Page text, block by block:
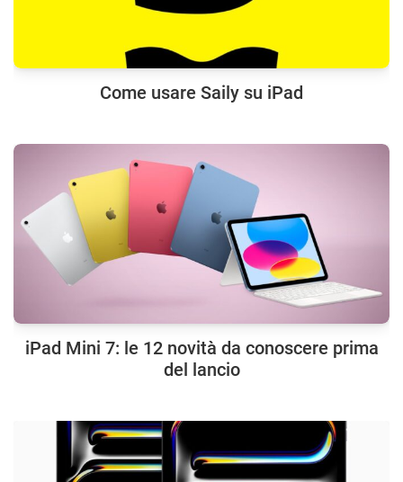
Come usare Saily su iPad
iPad Mini 7: le 12 novità da conoscere prima
del lancio